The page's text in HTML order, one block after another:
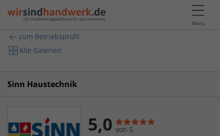
Menü
zum Betriebsprofil
Alle Galerien
Sinn Haustechnik
5,0 von 5